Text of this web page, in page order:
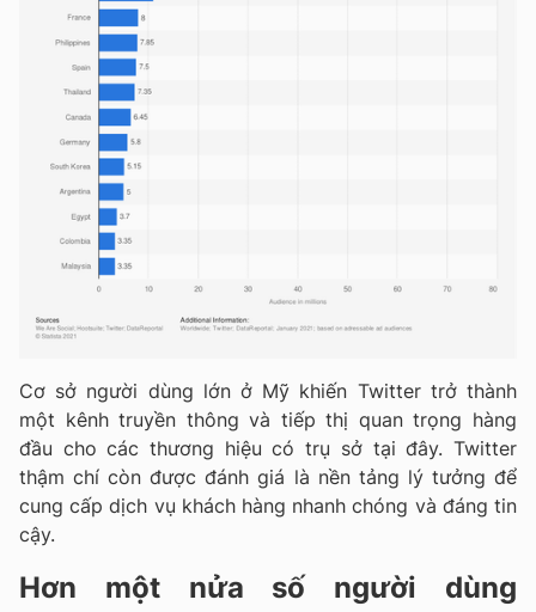
Cơ sở người dùng lớn ở Mỹ khiến Twitter trở thành
một kênh truyền thông và tiếp thị quan trọng hàng
đầu cho các thương hiệu có trụ sở tại đây. Twitter
thậm chí còn được đánh giá là nền tảng lý tưởng để
cung cấp dịch vụ khách hàng nhanh chóng và đáng tin
cậy.
Hơn một nửa số người dùng